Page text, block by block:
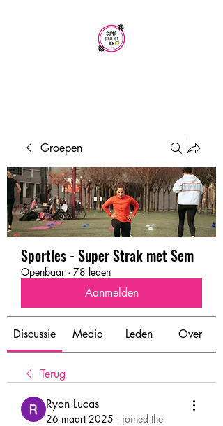
Groepen
Sportles - Super Strak met Sem
Openbaar · 78 leden
Aanmelden
Discussie Media Leden Over
Terug
Ryan Lucas
26 maart 2025 · joined the